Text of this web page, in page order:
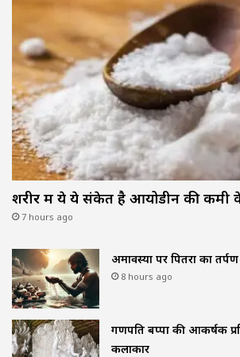
शरीर में ये ये संकेत है आयोडीन की कमी
7 hours ago
अमावस्या पर पितरों का
8 hours ago
गणपति बप्पा की आकर्षक
कलाकार